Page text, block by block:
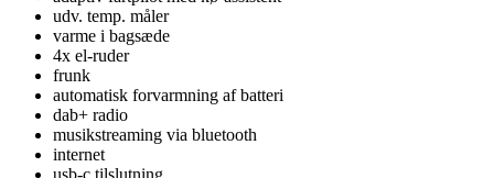
udv. temp. måler
varme i bagsæde
4x el-ruder
frunk
automatisk forvarmning af batteri
dab+ radio
musikstreaming via bluetooth
internet